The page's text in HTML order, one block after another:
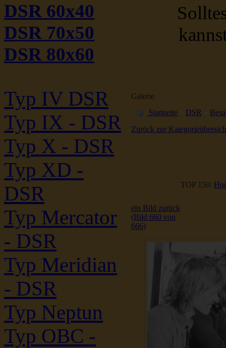
DSR 60x40
DSR 70x50
DSR 80x60
Typ IV DSR
Typ IX - DSR
Typ X - DSR
Typ XD -
DSR
Typ Mercator
- DSR
Typ Meridian
- DSR
Typ Neptun
Typ OBC -
Galerie
Startseite » DSR »
Zurück zur
TOP 150:
ein Bild zurück
(Bild 660 von
666)